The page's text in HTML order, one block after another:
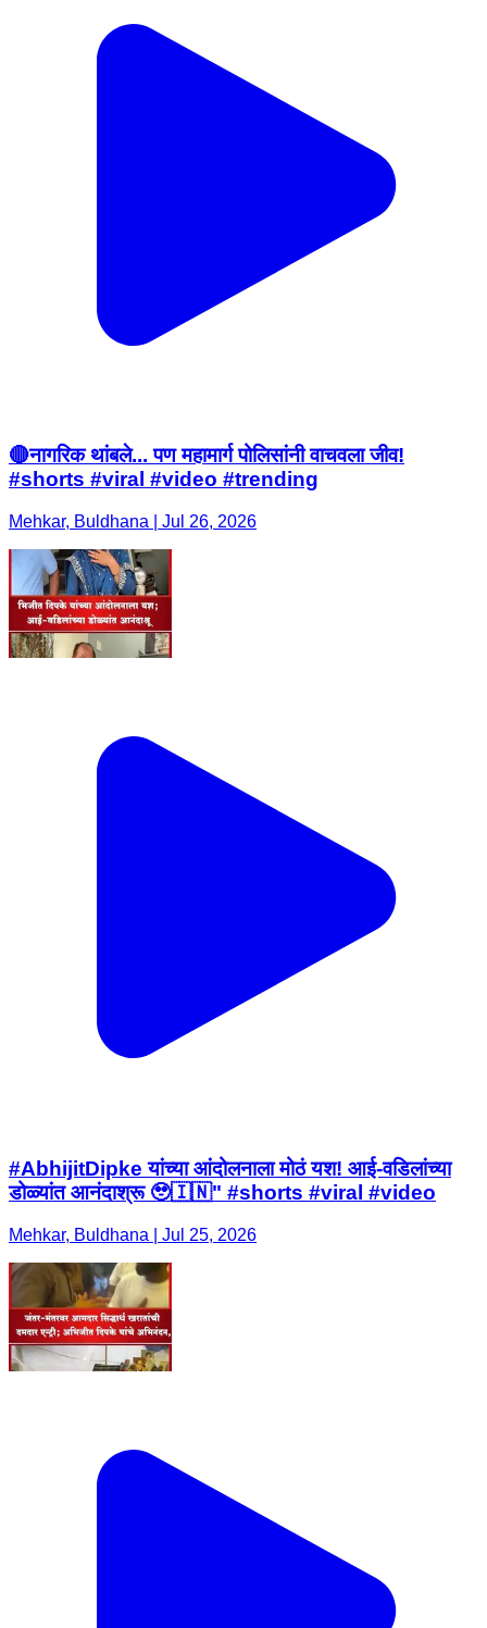
🔴नागरिक थांबले... पण महामार्ग पोलिसांनी वाचवला जीव!
#shorts #viral #video #trending
Mehkar, Buldhana | Jul 26, 2026
#AbhijitDipke यांच्या आंदोलनाला मोठं यश! आई-वडिलांच्या
डोळ्यांत आनंदाश्रू 🥹🇮🇳" #shorts #viral #video
Mehkar, Buldhana | Jul 25, 2026